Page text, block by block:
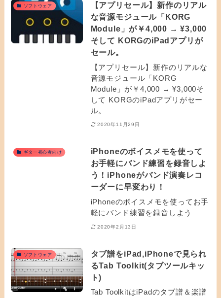
ソフトウェア
【アプリセール】新作のリアル
な音源モジュール「KORG
Module」が￥4,000 → ¥3,000
そして KORGのiPadアプリが
セール。
【アプリセール】新作のリアルな
音源モジュール「KORG
Module」が￥4,000 → ¥3,000そ
して KORGのiPadアプリがセー
ル。
2020年11月29日
ギター初心者向け
iPhoneのボイスメモを使って
お手軽にバンド練習を録音しよ
う！iPhoneがバンド演奏レコ
ーダーに早変わり！
iPhoneのボイスメモを使ってお手
軽にバンド練習を録音しよう
2020年2月13日
ソフトウェア
タブ譜をiPad,iPhoneで見られ
るTab Toolkit(タブツールキッ
ト)
Tab ToolkitはiPadのタブ譜＆楽譜